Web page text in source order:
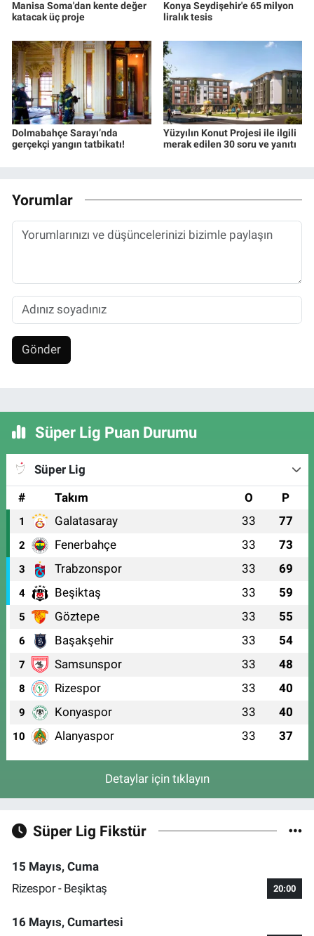
Manisa Soma'dan kente değer
katacak üç proje
Konya Seydişehir'e 65 milyon
liralık tesis
Dolmabahçe Sarayı’nda
gerçekçi yangın tatbikatı!
Yüzyılın Konut Projesi ile ilgili
merak edilen 30 soru ve yanıtı
Yorumlar
Gönder
Süper Lig Puan Durumu
Süper Lig
#
Takım O P
1 Galatasaray 33 77
2 Fenerbahçe 33 73
3 Trabzonspor 33 69
4 Beşiktaş 33 59
5 Göztepe 33 55
6 Başakşehir 33 54
7 Samsunspor 33 48
8 Rizespor 33 40
9 Konyaspor 33 40
10 Alanyaspor 33 37
Detaylar için tıklayın
Süper Lig Fikstür
15 Mayıs, Cuma
Rizespor - Beşiktaş
20:00
16 Mayıs, Cumartesi